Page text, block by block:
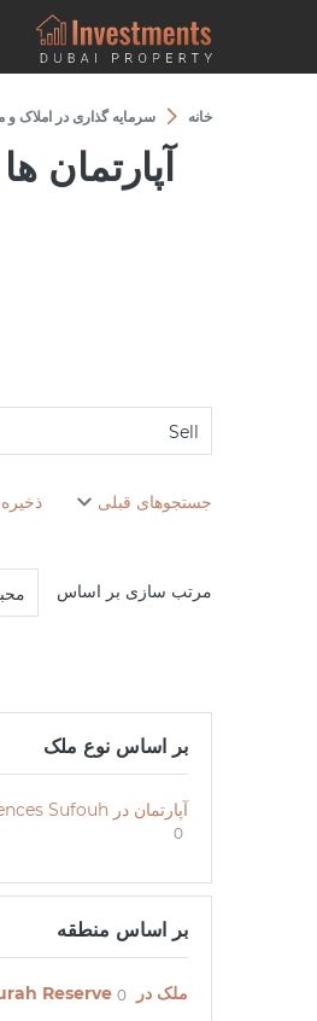
خانه سرمایه گذاری در املاک و
Sell
جستجوهای قبلی
مرتب سازی بر اساس
بر اساس نوع ملک
آپارتمان در Biltmore Residences Sufouh
0
بر اساس منطقه
ملک در Keturah Reserve 0